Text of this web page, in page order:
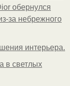
обернулся
за небрежного
интерьера.
в светлых